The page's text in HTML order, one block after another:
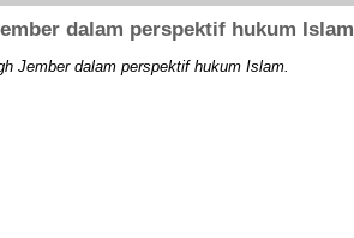
dalam perspektif hukum Islam
Jember dalam perspektif hukum Islam.